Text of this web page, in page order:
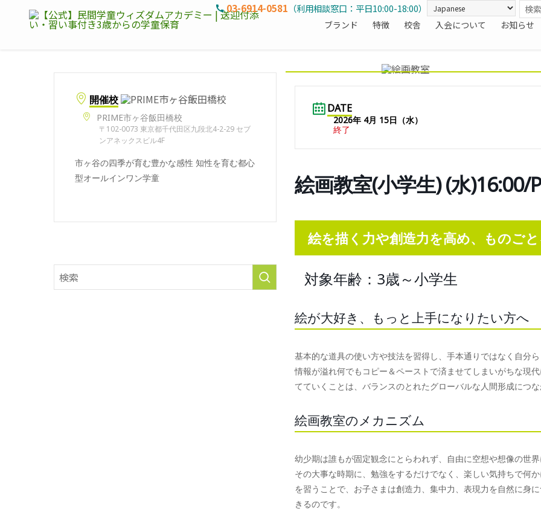
ブランド 特徴 校舎 入会について お知らせ
03-6914-0581 （利用相談窓口：平日10:00-18:00）
開催校
PRIME市ヶ谷飯田橋校
〒102-0073 東京都千代田区九段北4-2-29 セブ
ンアネックスビル4F
市ヶ谷の四季が育む豊かな感性 知性を育む都心
型オールインワン学童
DATE
2026年 4月 15日（水）
終了
絵画教室(小学生) (水)16:00/
絵を描く力や創造力を高め、ものご
対象年齢：3歳～小学生
絵が大好き、もっと上手になりたい方へ
基本的な道具の使い方や技法を習得し、手本通りではなく自分
情報が溢れ何でもコピー＆ペーストで済ませてしまいがちな現
てていくことは、バランスのとれたグローバルな人間形成につ
絵画教室のメカニズム
幼少期は誰もが固定観念にとらわれず、自由に空想や想像の世界
その大事な時期に、勉強をするだけでなく、楽しい気持ちで何
を習うことで、お子さまは創造力、集中力、表現力を自然に身
きるのです。